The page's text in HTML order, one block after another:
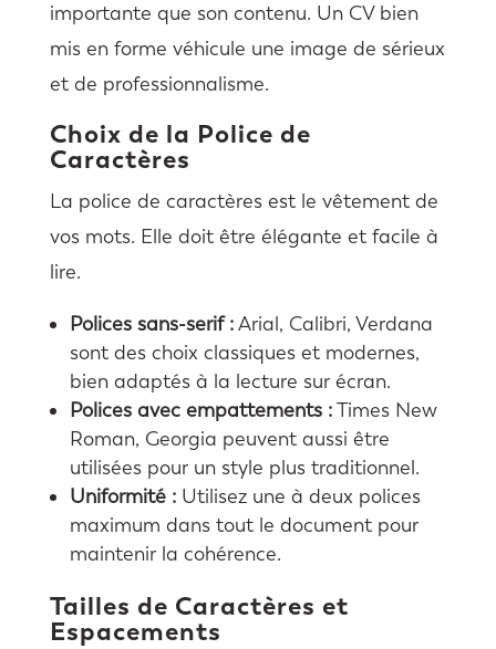
importante que son contenu. Un CV bien
mis en forme véhicule une image de sérieux
et de professionnalisme.
Choix de la Police de
Caractères
La police de caractères est le vêtement de
vos mots. Elle doit être élégante et facile à
lire.
Polices sans-serif :Arial, Calibri, Verdana
sont des choix classiques et modernes,
bien adaptés à la lecture sur écran.
Polices avec empattements :Times New
Roman, Georgia peuvent aussi être
utilisées pour un style plus traditionnel.
Uniformité :Utilisez une à deux polices
maximum dans tout le document pour
maintenir la cohérence.
Tailles de Caractères et
Espacements